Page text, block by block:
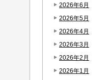
2026年6月
2026年5月
2026年4月
2026年3月
2026年2月
2026年1月